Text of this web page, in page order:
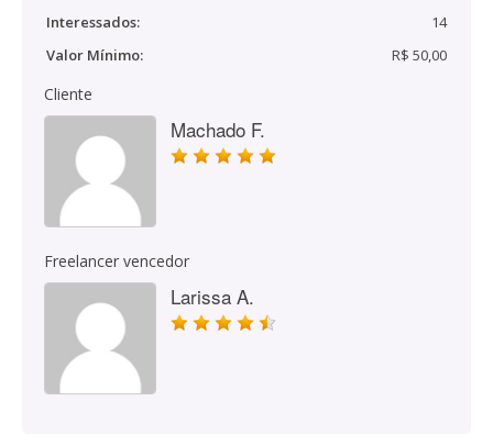
Interessados:
14
Valor Mínimo:
R$ 50,00
Cliente
Machado F.
Freelancer vencedor
Larissa A.